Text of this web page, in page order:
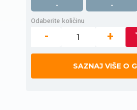
- -
Odaberite količinu
- +
SAZNAJ VIŠE O